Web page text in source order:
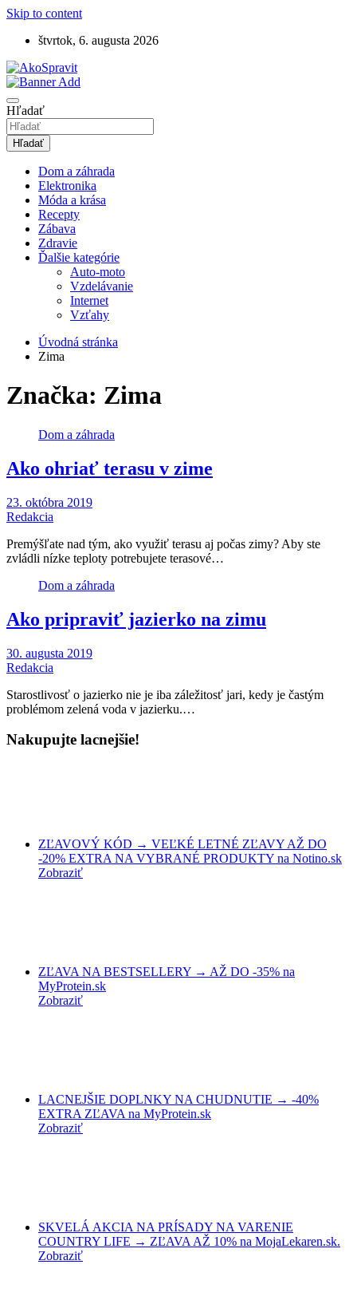
Skip to content
štvrtok, 6. augusta 2026
AkoSpravit.sk
Hľadať
Hľadať
Dom a záhrada
Elektronika
Móda a krása
Recepty
Zábava
Zdravie
Ďalšie kategórie
Auto-moto
Vzdelávanie
Internet
Vzťahy
Úvodná stránka
Zima
Značka: Zima
Dom a záhrada
Ako ohriať terasu v zime
23. októbra 2019
Redakcia
Premýšľate nad tým, ako využiť terasu aj počas zimy? Aby ste
zvládli nízke teploty potrebujete terasové…
Dom a záhrada
Ako pripraviť jazierko na zimu
30. augusta 2019
Redakcia
Starostlivosť o jazierko nie je iba záležitosť jari, kedy je častým
problémom zelená voda v jazierku.…
Nakupujte lacnejšie!
ZĽAVOVÝ KÓD → VEĽKÉ LETNÉ ZĽAVY AŽ DO
-20% EXTRA NA VYBRANÉ PRODUKTY na Notino.sk
Zobraziť
ZĽAVA NA BESTSELLERY → AŽ DO -35% na
MyProtein.sk
Zobraziť
LACNEJŠIE DOPLNKY NA CHUDNUTIE → -40%
EXTRA ZĽAVA na MyProtein.sk
Zobraziť
SKVELÁ AKCIA NA PRÍSADY NA VARENIE
COUNTRY LIFE → ZĽAVA AŽ 10% na MojaLekaren.sk.
Zobraziť